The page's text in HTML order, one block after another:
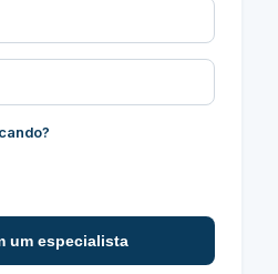
um especialista